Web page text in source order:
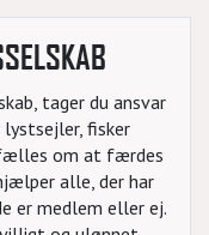
tager du ansvar
fisker
om at færdes
alle, der har
er medlem eller ej.